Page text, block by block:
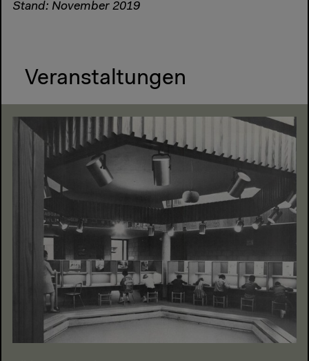
Stand: November 2019
Veranstaltungen